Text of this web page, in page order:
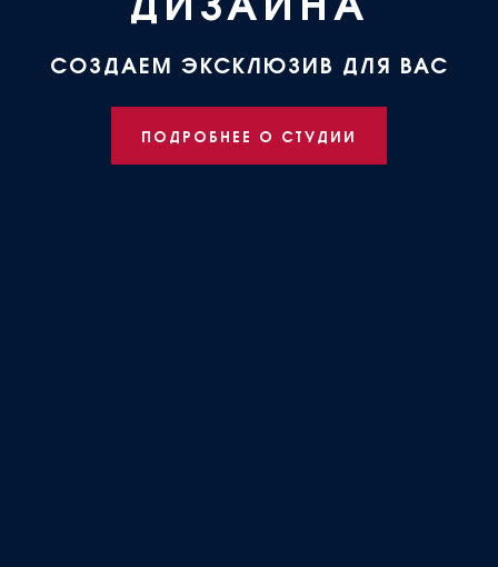
ДИЗАЙНА
СОЗДАЕМ ЭКСКЛЮЗИВ ДЛЯ ВАС
ПОДРОБНЕЕ О СТУДИИ